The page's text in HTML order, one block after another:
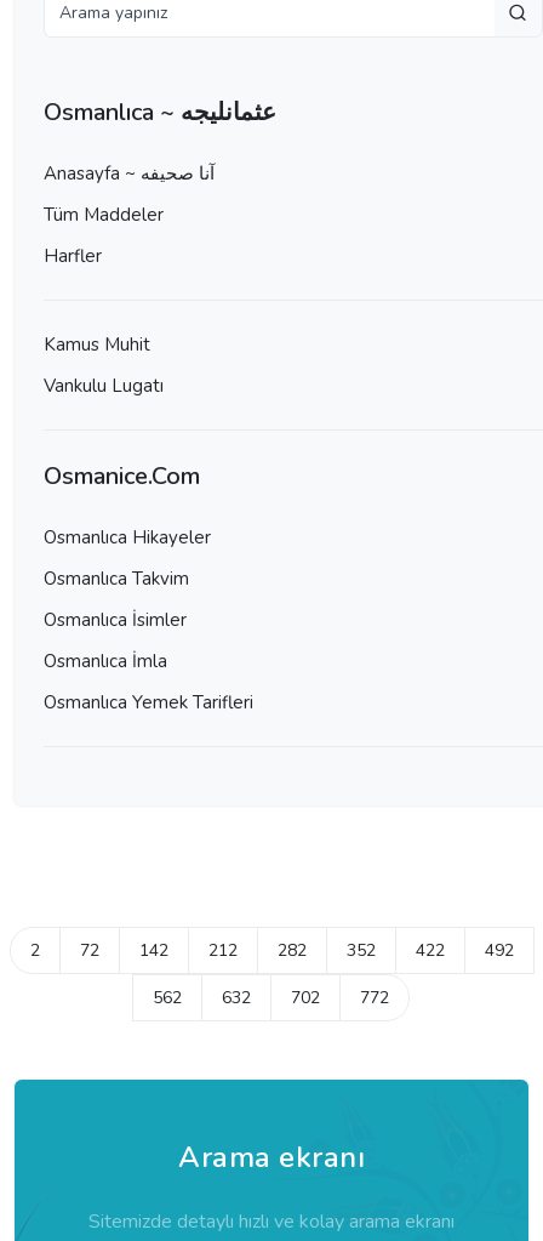
Osmanlıca ~ عثمانليجه
Anasayfa ~ آنا صحيفه
Tüm Maddeler
Harfler
Kamus Muhit
Vankulu Lugatı
Osmanice.Com
Osmanlıca Hikayeler
Osmanlıca Takvim
Osmanlıca İsimler
Osmanlıca İmla
Osmanlıca Yemek Tarifleri
2 72 142 212 282 352 422 492
562 632 702 772
Arama ekranı
Sitemizde detaylı hızlı ve kolay arama ekranı